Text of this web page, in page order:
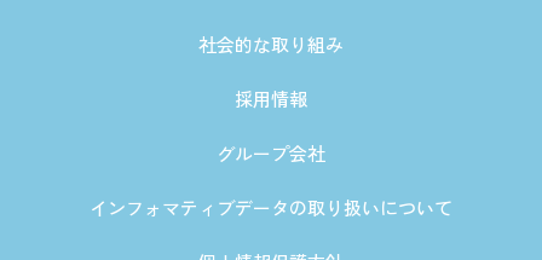
社会的な取り組み
採用情報
グループ会社
インフォマティブデータの取り扱いについて